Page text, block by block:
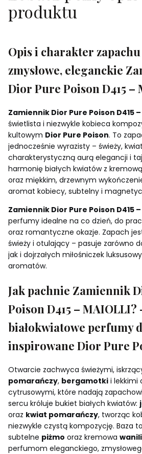
produktu
Opis i charakter
zmysłowe, eleganckie
Dior Pure Poison D415 –
Zamiennik Dior Pure Poison D415 –
świetlista i niezwykle kobieca
kultowym Dior Pure Poison. To
jednocześnie wyrazisty – świeży,
charakterystyczną aurą elegancji i
harmonię białych kwiatów z
oraz miękkim, drzewnym
aromat kobiecy, subtelny i
Zamiennik Dior Pure Poison D415 –
perfumy idealne na co dzień, do
oraz romantyczne okazje. Zapach
świeży i otulający – pasuje zarówno
jak i dojrzałych miłośniczek
aromatów.
Jak pachnie Zamiennik
Poison D415 – MAIOLLI?
białokwiatowe perfumy
inspirowane Dior Pure
Otwarcie zachwyca świeżymi,
pomarańczy, bergamotki i lekkimi
cytrusowymi, które nadają
sercu króluje bukiet białych kwiatów:
oraz kwiat pomarańczy, tworząc
niezwykle czystą kompozycję. Baza
subtelne piżmo oraz kremowa
perfumom eleganckiego,